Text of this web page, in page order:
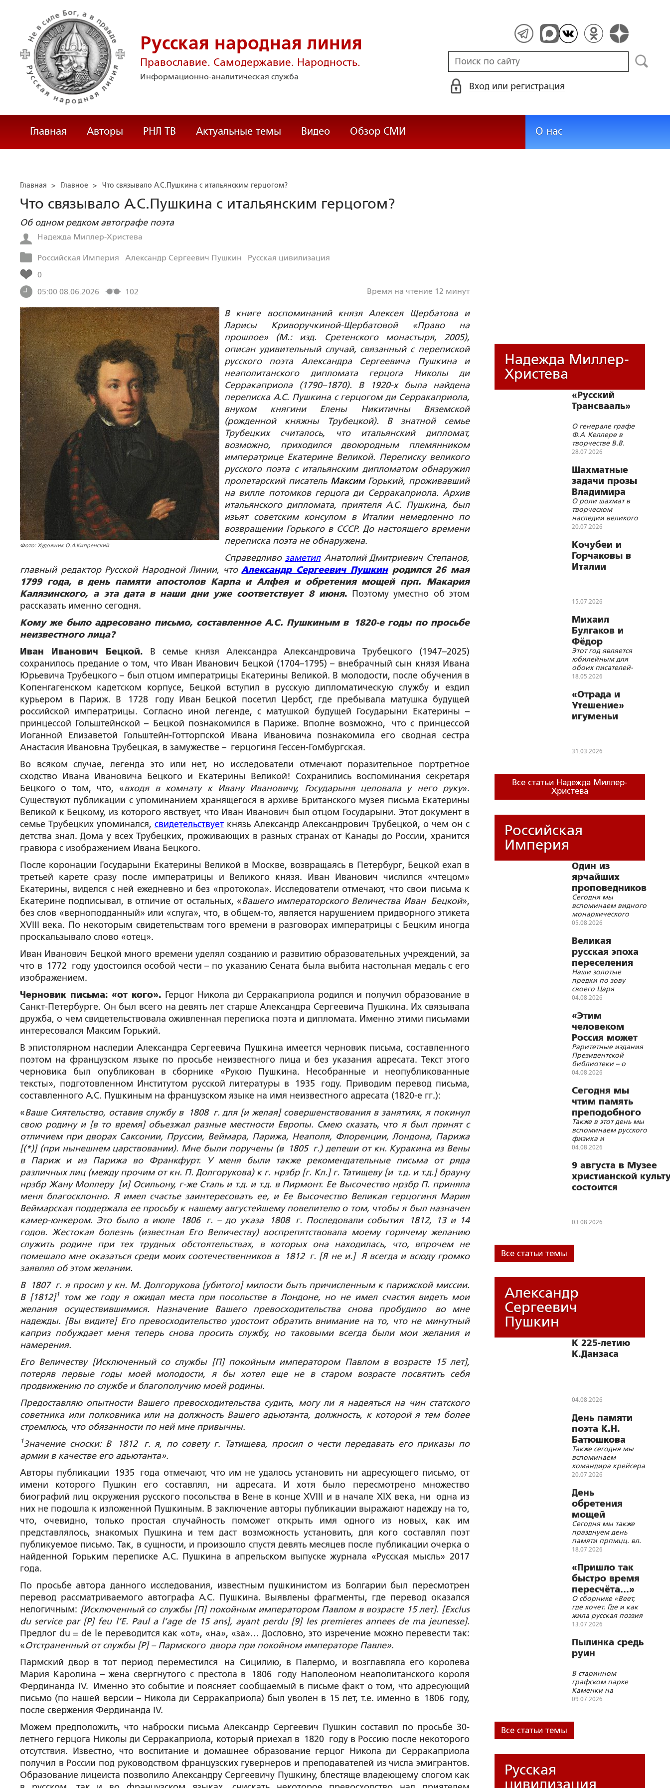
Русская народная линия
Православие. Самодержавие. Народность.
Информационно-аналитическая служба
Вход или регистрация
Главная Авторы РНЛ ТВ Актуальные темы Видео Обзор СМИ О нас
Главная > Главное > Что связывало А.С.Пушкина с итальянским герцогом?
Что связывало А.С.Пушкина с итальянским герцогом?
Об одном редком автографе поэта
Надежда Миллер-Христева
Российская Империя Александр Сергеевич Пушкин
Русская цивилизация
0
05:00 08.06.2026
102 Время на чтение 12 минут
Фото: Художник О.А.Кипренский
В книге воспоминаний князя Алексея Щербатова и
Ларисы Криворучкиной-Щербатовой «Право на
прошлое» (М.: изд. Сретенского монастыря, 2005),
описан удивительный случай, связанный с перепиской
русского поэта Александра Сергеевича Пушкина и
неаполитанского дипломата герцога Николы ди
Серракаприола (1790–1870). В 1920-х была найдена
переписка А.С. Пушкина с герцогом ди Серракаприола,
внуком княгини Елены Никитичны Вяземской
(рожденной княжны Трубецкой). В знатной семье
Трубецких считалось, что итальянский дипломат,
возможно, приходился двоюродным племянником
императрице Екатерине Великой. Переписку великого
русского поэта с итальянским дипломатом обнаружил
пролетарский писатель МаксимГорький, проживавший
на вилле потомков герцога ди Серракаприола. Архив
итальянского дипломата, приятеля А.С. Пушкина, был
изъят советским консулом в Италии немедленно по
возвращении Горького в СССР. До настоящего времени
переписка поэта не обнаружена.
Справедливо заметилАнатолий Дмитриевич Степанов,
главный редактор Русской Народной Линии, чтоАлександр Сергеевич Пушкинродился 26 мая
1799 года, в день памяти апостолов Карпа и Алфея и обретения мощей прп. Макария
Калязинского, а эта дата в наши дни уже соответствует 8 июня. Поэтому уместно об этом
рассказать именно сегодня.
Кому же было адресовано письмо, составленное А.С. Пушкиным в 1820-е годы по просьбе
неизвестного лица?
Иван Иванович Бецкой.
В семье князя Александра Александровича Трубецкого (1947–2025)
сохранилось предание о том, что Иван Иванович Бецкой (1704–1795) – внебрачный сын князя Ивана
Юрьевича Трубецкого – был отцом императрицы Екатерины Великой. В молодости, после обучения в
Копенгагенском кадетском корпусе, Бецкой вступил в русскую дипломатическую службу и ездил
курьером в Париж. В 1728 году Иван Бецкой посетил Цербст, где пребывала матушка будущей
российской императрицы. Согласно иной легенде, с матушкой будущей Государыни Екатерины –
принцессой Гольштейнской – Бецкой познакомился в Париже. Вполне возможно, что с принцессой
Иоганной Елизаветой Гольштейн-Готторпской Ивана Ивановича познакомила его сводная сестра
Анастасия Ивановна Трубецкая, в замужестве – герцогиня Гессен-Гомбургская.
Во всяком случае, легенда это или нет, но исследователи отмечают поразительное портретное
сходство Ивана Ивановича Бецкого и Екатерины Великой! Сохранились воспоминания секретаря
Бецкого о том, что, «входя в комнату к Ивану Ивановичу, Государыня целовала у него руку».
Существуют публикации с упоминанием хранящегося в архиве Британского музея письма Екатерины
Великой к Бецкому, из которого явствует, что Иван Иванович был отцом Государыни. Этот документ в
семье Трубецких упоминался, свидетельствуеткнязь Александр Александрович Трубецкой, о чем он с
детства знал. Дома у всех Трубецких, проживающих в разных странах от Канады до России, хранится
гравюра с изображением Ивана Бецкого.
После коронации Государыни Екатерины Великой в Москве, возвращаясь в Петербург, Бецкой ехал в
третьей карете сразу после императрицы и Великого князя. Иван Иванович числился «чтецом»
Екатерины, виделся с ней ежедневно и без «протокола». Исследователи отмечают, что свои письма к
Екатерине подписывал, в отличие от остальных, «Вашего императорского Величества Иван Бецкой»,
без слов «верноподданный» или «слуга», что, в общем-то, является нарушением придворного этикета
XVIII века. По некоторым свидетельствам того времени в разговорах императрицы с Бецким иногда
проскальзывало слово «отец».
Иван Иванович Бецкой много времени уделял созданию и развитию образовательных учреждений, за
что в 1772 году удостоился особой чести – по указанию Сената была выбита настольная медаль c его
изображением.
Черновик письма: «от кого». Герцог Никола ди Серракаприола родился и получил образование в
Санкт-Петербурге. Он был всего на девять лет старше Александра Сергеевича Пушкина. Их связывала
дружба, о чем свидетельствовала оживленная переписка поэта и дипломата. Именно этими письмами
интересовался Максим Горький.
В эпистолярном наследии Александра Сергеевича Пушкина имеется черновик письма, составленного
поэтом на французском языке по просьбе неизвестного лица и без указания адресата. Текст этого
черновика был опубликован в сборнике «Рукою Пушкина. Несобранные и неопубликованные
тексты», подготовленном Институтом русской литературы в 1935 году. Приводим перевод письма,
составленного А.С. Пушкиным на французском языке на имя неизвестного адресата (1820-е гг.):
«Ваше Сиятельство, оставив службу в 1808 г. для [и желая] совершенствования в занятиях, я покинул
свою родину и [в то время] объезжал разные местности Европы. Смею сказать, что я был принят с
отличием при дворах Саксонии, Пруссии, Веймара, Парижа, Неаполя, Флоренции, Лондона, Парижа
[(*)] (при нынешнем царствовании). Мне были поручены (в 1805 г.) депеши от кн. Куракина из Вены
в Париж и из Парижа во Франкфурт. У меня были также рекомендательные письма от ряда
различных лиц (между прочим от кн. П. Долгорукова) к г. нрзбр [г. Кл.] г. Татищеву [и т.д. и т.д.] брауну
нрзбр Жану Моллеру [и] Осильону, г-же Сталь и т.д. и т.д. в Пирмонт. Ее Высочество нрзбр П. приняла
меня благосклонно. Я имел счастье заинтересовать ее, и Ее Высочество Великая герцогиня Мария
Веймарская поддержала ее просьбу к нашему августейшему повелителю о том, чтобы я был назначен
камер-юнкером. Это было в июле 1806 г. – до указа 1808 г. Последовали события 1812, 13 и 14
годов. Жестокая болезнь (известная Его Величеству) воспрепятствовала моему горячему желанию
служить родине при тех трудных обстоятельствах, в которых она находилась, что, впрочем не
помешало мне оказаться среди моих соотечественников в 1812 г. [Я не и.] Я всегда и всюду громко
заявлял об этом желании.
В 1807 г. я просил у кн. М. Долгорукова [убитого] милости быть причисленным к парижской миссии.
В [1812]1
том же году я ожидал места при посольстве в Лондоне, но не имел счастия видеть мои
желания осуществившимися. Назначение Вашего превосходительства снова пробудило во мне
надежды. [Вы видите] Его превосходительство удостоит обратить внимание на то, что не минутный
каприз побуждает меня теперь снова просить службу, но таковыми всегда были мои желания и
намерения.
Его Величеству [Исключенный со службы [П] покойным императором Павлом в возрасте 15 лет],
потеряв первые годы моей молодости, я бы хотел еще не в старом возрасте посвятить себя
продвижению по службе и благополучию моей родины.
Предоставляю опытности Вашего превосходительства судить, могу ли я надеяться на чин статского
советника или полковника или на должность Вашего адъютанта, должность, к которой я тем более
стремлюсь, что обязанности по ней мне привычны.
1Значение сноски: В 1812 г. я, по совету г. Татищева, просил о чести передавать его приказы по
армии в качестве его адъютанта».
Авторы публикации 1935 года отмечают, что им не удалось установить ни адресующего письмо, от
имени которого Пушкин его составлял, ни адресата. И хотя было пересмотрено множество
биографий лиц окружения русского посольства в Вене в конце XVIII и в начале XIX века, ни одна из
них не подошла к изложенной Пушкиным. В заключение авторы публикации выражают надежду на то,
что, очевидно, только простая случайность поможет открыть имя одного из новых, как им
представлялось, знакомых Пушкина и тем даст возможность установить, для кого составлял поэт
публикуемое письмо. Так, в сущности, и произошло спустя девять месяцев после публикации очерка о
найденной Горьким переписке А.С. Пушкина в апрельском выпуске журнала «Русская мысль» 2017
года.
По просьбе автора данного исследования, известным пушкинистом из Болгарии был пересмотрен
перевод рассматриваемого автографа А.С. Пушкина. Выявлены фрагменты, где перевод оказался
нелогичным: [Исключенный со службы [П] покойным императором Павлом в возрасте 15 лет]. [Exclus
du service par [P] feu l’E. Paul a l’age de 15 ans], ayant perdu [9] les premieres annees de ma jeunesse].
Предлог du = de le переводится как «от», «на», «за»… Дословно, это изречение можно перевести так:
«Отстраненный от службы [P] – Пармского двора при покойном императоре Павле».
Пармский двор в тот период переместился на Сицилию, в Палермо, и возглавляла его королева
Мария Каролина – жена свергнутого с престола в 1806 году Наполеоном неаполитанского короля
Фердинанда IV. Именно это событие и поясняет сообщаемый в письме факт о том, что адресующий
письмо (по нашей версии – Никола ди Серракаприола) был уволен в 15 лет, т.е. именно в 1806 году,
после свержения Фердинанда IV.
Можем предположить, что наброски письма Александр Сергеевич Пушкин составил по просьбе 30-
летнего герцога Николы ди Серракаприола, который приехал в 1820 году в Россию после некоторого
отсутствия. Известно, что воспитание и домашнее образование герцог Никола ди Серракаприола
получил в России под руководством французских гувернеров и преподавателей из числа эмигрантов.
Образование лицеиста позволило Александру Сергеевичу Пушкину, блестяще владеющему слогом как
Надежда Миллер-
Христева
«Русский
Трансвааль»
О генерале графе
Ф.А. Келлере в
творчестве В.В.
Набокова. Диалог с
28.07.2026
Шахматные
задачи прозы
Владимира
Набокова
О роли шахмат в
творческом
наследии великого
писателя
20.07.2026
Кочубеи и
Горчаковы в
Италии
15.07.2026
Михаил
Булгаков и
Фёдор
Достоевский:
духовное
завещание
Этот год является
юбилейным для
обоих писателей-
агиографов: 16 мая
М.А.Булгакова; 11
ноября – 205-летие
Ф.М.Достоевского
18.05.2026
«Отрада и
Утешение»
игуменьи
Давыдовой)
31.03.2026
Все статьи Надежда Миллер-
Христева
Российская
Империя
Один из
ярчайших
проповедников
восстановления
Самодержавной
Монархии
Сегодня мы
вспоминаем видного
монархического
деятеля времен
протоиерея
Якова Петровича
Шаховского
05.08.2026
Великая
русская эпоха
переселения
на восток
Наши золотые
предки по зову
своего Царя
отправились на край
Русь с крестами и
православных
храмов
04.08.2026
«Этим
человеком
Россия может
гордиться»
Раритетные издания
Президентской
библиотеки – о
первом министре
Российской империи
Павле Мельникове
04.08.2026
Сегодня мы
чтим память
преподобного
Корнилия
Переяславского
Также в этот день мы
вспоминаем русского
физика и
электротехника,
В.В.Петрова
04.08.2026
9 августа в Музее
христианской
состоится
Императора Павла
03.08.2026
Все статьи темы
Александр
Сергеевич
Пушкин
К 225-летию
К.Данзаса
04.08.2026
День памяти
поэта К.Н.
Батюшкова
Также сегодня мы
вспоминаем
командира крейсера
«Варяг»
дипломата
Я.И.Булгакова,
архитектора
В.Г.Сретенского,
математика
А.А.Маркова,
ректора МГУ
А.А.Мануйлова,
Н.Д.Шаховскую-Шик,
поэта
М.В.Исаковского и
генерала армии
Д.Д.Лелюшенко
20.07.2026
День
обретения
мощей
преподобного
Сергия
Радонежского
Сегодня мы также
празднуем день
памяти прпмцц. вл.
кн. Елисаветы и
вспоминаем
Императора Иоанна
VI и живописца
В.Д.Поленова
18.07.2026
«Пришло так
быстро время
пересчёта…»
О сборнике «Веет,
где хочет. Где и как
жила русская поэзия
в 1990-х – 2000-х»
13.07.2026
Пылинка средь
руин
В старинном
графском парке
Каменки на
Черкасщине сбили
09.07.2026
Все статьи темы
Русская
цивилизация